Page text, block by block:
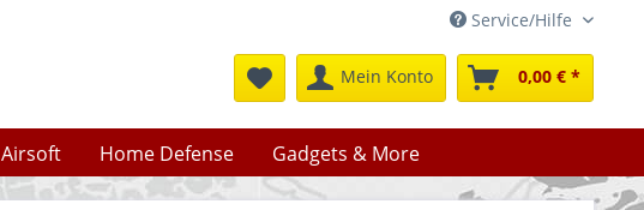
Service/Hilfe
Mein Konto 0,00 € *
Airsoft Home Defense Gadgets & More